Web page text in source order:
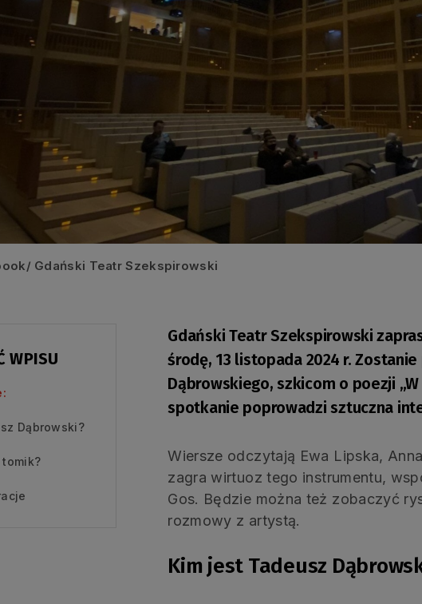
Gdański Teatr Szekspirowski
WPISU
Dąbrowski?
Gdański Teatr Szekspirowski
środę, 13 listopada 2024 r.
Dąbrowskiego, szkicom o poezji
spotkanie poprowadzi sztuczna
Wiersze odczytają Ewa Lipska,
zagra wirtuoz tego instrumentu,
Gos. Będzie można też zobaczyć
rozmowy z artystą.
Kim jest Tadeusz